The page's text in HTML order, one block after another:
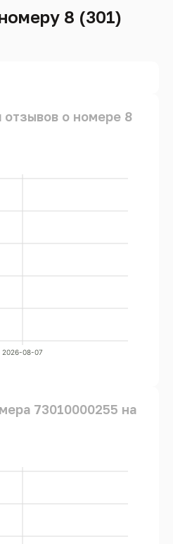
8 (301)
отзывов о номере 8
2026-08-07
73010000255 на